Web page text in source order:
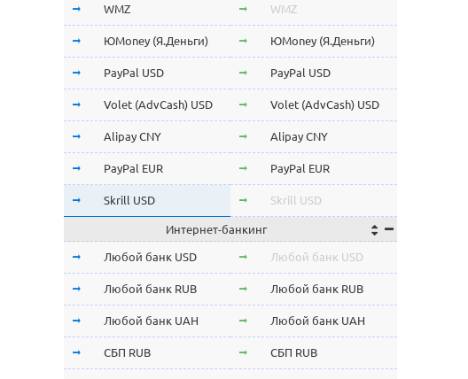
Stellar Lumens XLM Stellar Lumens XLM
EOS EOS
NEO NEO
ChainLink LINK ChainLink LINK
Qtum Qtum
Iota MIOTA Iota MIOTA
Waves Waves
Zcash ZEC Zcash ZEC
Ontology ONT Ontology ONT
0x ZRX 0x ZRX
VeChain VET VeChain VET
WMZ WMZ
ЮMoney (Я.Деньги) ЮMoney (Я.Деньги)
PayPal USD PayPal USD
Volet (AdvCash) USD Volet (AdvCash) USD
Alipay CNY Alipay CNY
PayPal EUR PayPal EUR
Skrill USD Skrill USD
Volet (AdvCash) RUB Volet (AdvCash) RUB
Volet (AdvCash) EUR Volet (AdvCash) EUR
Volet (AdvCash) KZT Volet (AdvCash) KZT
ePayments USD ePayments USD
Интернет-банкинг
Любой банк USD Любой банк USD
Любой банк RUB Любой банк RUB
Любой банк UAH Любой банк UAH
СБП RUB СБП RUB